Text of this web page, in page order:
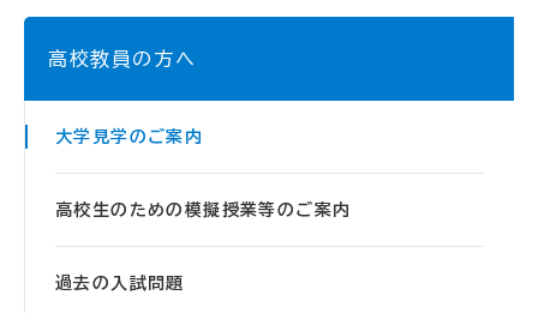
高校教員の方へ
大学見学のご案内
高校生のための模擬授業等のご案内
過去の入試問題